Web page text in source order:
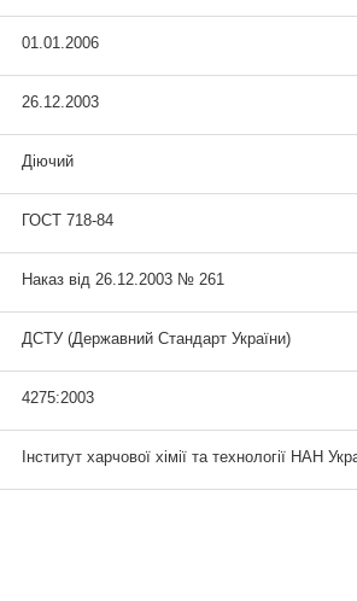
01.01.2006
26.12.2003
Діючий
ГОСТ 718-84
Наказ від 26.12.2003 № 261
ДСТУ (Державний Стандарт України)
4275:2003
Інститут харчової хімії та технології НАН